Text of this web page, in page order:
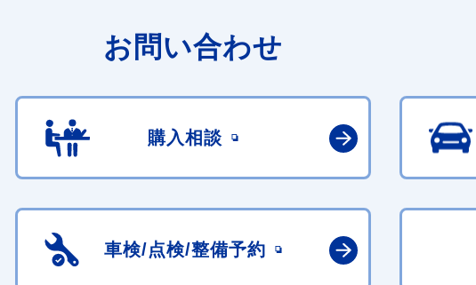
お問い合わせ
購入相談
車検/点検/整備予約